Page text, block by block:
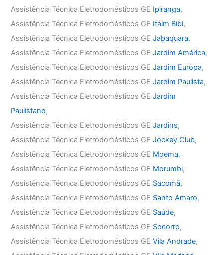
Assistência Técnica Eletrodomésticos GE Ipiranga,
Assistência Técnica Eletrodomésticos GE Itaim Bibi,
Assistência Técnica Eletrodomésticos GEJabaquara,
Assistência Técnica Eletrodomésticos GEJardim América,
Assistência Técnica Eletrodomésticos GEJardim Europa,
Assistência Técnica Eletrodomésticos GEJardim Paulista,
Assistência Técnica Eletrodomésticos GEJardim
Paulistano,
Assistência Técnica Eletrodomésticos GEJardins,
Assistência Técnica Eletrodomésticos GEJockey Club,
Assistência Técnica Eletrodomésticos GE Moema,
Assistência Técnica Eletrodomésticos GE Morumbi,
Assistência Técnica Eletrodomésticos GE Sacomã,
Assistência Técnica Eletrodomésticos GE Santo Amaro,
Assistência Técnica Eletrodomésticos GE Saúde,
Assistência Técnica Eletrodomésticos GE Socorro,
Assistência Técnica Eletrodomésticos GEVila Andrade,